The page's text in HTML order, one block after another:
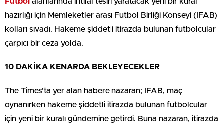
hazırlığı için Memleketler arası Futbol Birliği Konseyi (IFAB)
kolları sıvadı. Hakeme şiddetli itirazda bulunan futbolcular
çarpıcı bir ceza yolda.
10 DAKİKA KENARDA BEKLEYECEKLER
The Times’ta yer alan habere nazaran; IFAB, maç
oynanırken hakeme şiddetli itirazda bulunan futbolcular
için yeni bir kuralı gündemine getirdi. Buna nazaran, itirazda